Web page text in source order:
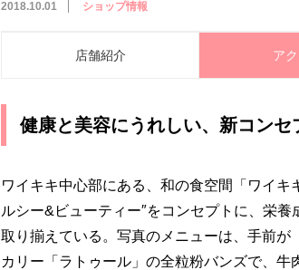
2018.10.01 ショップ情報
店舗紹介 ア
健康と美容にうれしい、新コンセ
ワイキキ中心部にある、和の食空間「ワイ
ルシー&ビューティー″をコンセプトに、栄
取り揃えている。写真のメニューは、手前
カリー「ラトゥール」の全粒粉バンズで、